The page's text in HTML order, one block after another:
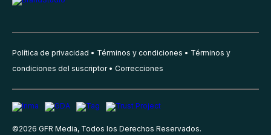
Política de privacidad Términos y condiciones
Términos y
condiciones del suscriptor
Correcciones
©2026 GFR Media, Todos los Derechos Reservados.